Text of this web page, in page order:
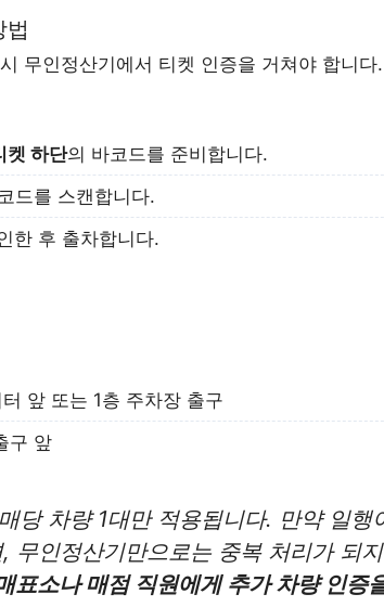
무인정산기에서 티켓 인증을 거쳐야 합니다
켓 하단의 바코드를 준비합니다.
드를 스캔합니다.
한 후 출차합니다.
앞 또는 1층 주차장 출구
구 앞
당 차량 1대만 적용됩니다. 만약 일행
무인정산기만으로는 중복 처리가 되
표소나 매점 직원에게 추가 차량 인증